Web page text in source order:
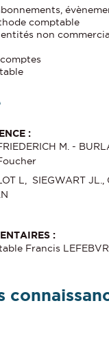
comptable
non
:
M. -
L, SIEGWART
:
Francis